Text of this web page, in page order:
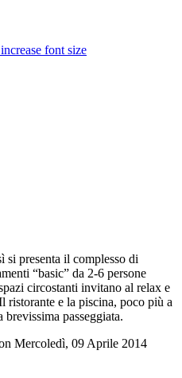
increase font size
si presenta il complesso di
“basic” da 2-6 persone
circostanti invitano al relax e
ristorante e la piscina, poco più a
passeggiata.
Mercoledì, 09 Aprile 2014